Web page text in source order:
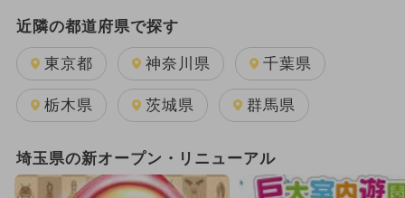
週末イベント関東パック
2024年のイベント 夏休み
2025年11月のイベント
キャラクター 2026年1月のイベント
近隣の都道府県で探す
東京都 神奈川県 千葉県
栃木県 茨城県 群馬県
埼玉県の新オープン・リニューアル